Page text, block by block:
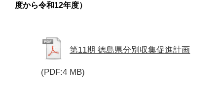
度から令和12年度）
第11期 徳島県分別収集促進計画
(PDF:4 MB)